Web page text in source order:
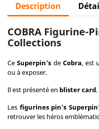
Description
COBRA Figurine-
Collections
Ce Superpin's de Cobra, est
ou à exposer.
Il est présenté en blister card.
Les figurines pin's
retrouver les héros